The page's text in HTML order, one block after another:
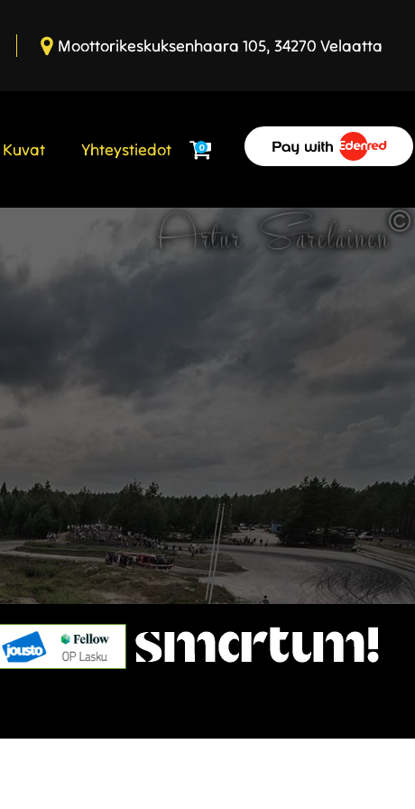
Moottorikeskuksenhaara 105, 34270 Velaatta
Kuvat Yhteystiedot 0